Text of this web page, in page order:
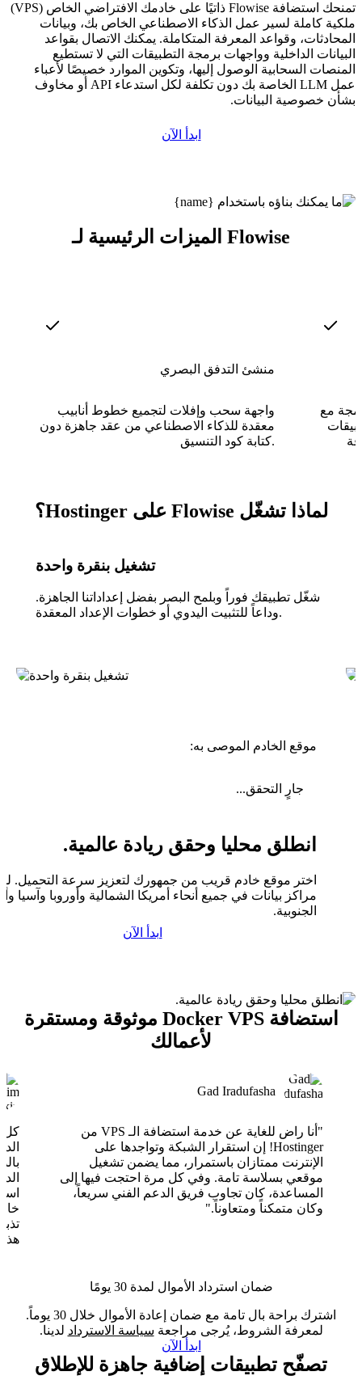
تمنحك استضافة Flowise ذاتيًا على خادمك الافتراضي الخاص (VPS)
ملكية كاملة لسير عمل الذكاء الاصطناعي الخاص بك، وبيانات
المحادثات، وقواعد المعرفة المتكاملة. يمكنك الاتصال بقواعد
البيانات الداخلية وواجهات برمجة التطبيقات التي لا تستطيع
المنصات السحابية الوصول إليها، وتكوين الموارد خصيصًا لأعباء
عمل LLM الخاصة بك دون تكلفة لكل استدعاء API أو مخاوف
بشأن خصوصية البيانات.
ابدأ الآن
الميزات الرئيسية لـ Flowise
منشئ التدفق البصري
واجهة سحب وإفلات لتجميع خطوط أنابيب
معقدة للذكاء الاصطناعي من عقد جاهزة دون
كتابة كود التنسيق.
مع
لماذا تشغّل Flowise على Hostinger؟
تشغيل بنقرة واحدة
شغّل تطبيقك فوراً وبلمح البصر بفضل إعداداتنا الجاهزة.
وداعاً للتثبيت اليدوي أو خطوات الإعداد المعقدة.
موقع الخادم الموصى به:
جارٍ التحقق...
انطلق محليا وحقق ريادة عالمية.
اختر موقع خادم قريب من جمهورك لتعزيز سرعة التحميل.
مراكز بيانات في جميع أنحاء أمريكا الشمالية وأوروبا وآسيا
الجنوبية.
ابدأ الآن
استضافة Docker VPS موثوقة ومستقرة
لأعمالك
Gad Iradufasha
"أنا راض للغاية عن خدمة استضافة الـ VPS من
Hostinger! إن استقرار الشبكة وتواجدها على
الإنترنت ممتازان باستمرار، مما يضمن تشغيل
موقعي بسلاسة تامة. وفي كل مرة احتجت فيها إلى
المساعدة، كان تجاوب فريق الدعم الفني سريعاً،
وكان متمكناً ومتعاوناً."
هذا
ضمان استرداد الأموال لمدة 30 يومًا
اشترك براحة بال تامة مع ضمان إعادة الأموال خلال 30 يوماً.
لمعرفة الشروط، يُرجى مراجعة سياسة الاسترداد لدينا.
ابدأ الآن
تصفّح تطبيقات إضافية جاهزة للإطلاق